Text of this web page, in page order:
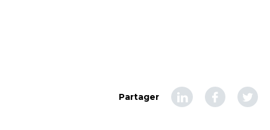
Partager